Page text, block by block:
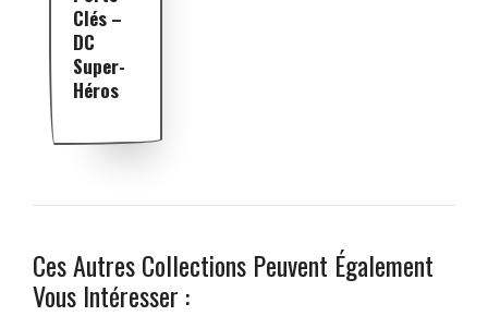
Clés –
DC
Super-
Héros
Ces Autres Collections Peuvent Également
Vous Intéresser :